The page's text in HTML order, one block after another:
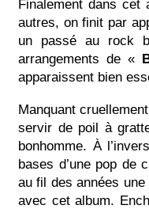
Finalement dans
autres, on finit par
un passé au rock
arrangements de «
apparaissent bien
Manquant
servir de poil à
bonhomme. À
bases d’une pop de
au fil des années une
avec cet album.